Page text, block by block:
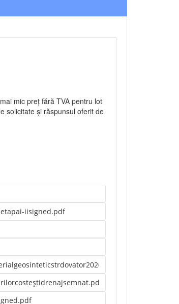
mic preț fără TVA pentru lot
solicitate și răspunsul oferit de